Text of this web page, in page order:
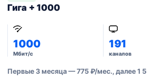
Гига + 1000
1000
Мбит/с
191
каналов
Первые 3 месяца — 775 ₽/мес., далее 1